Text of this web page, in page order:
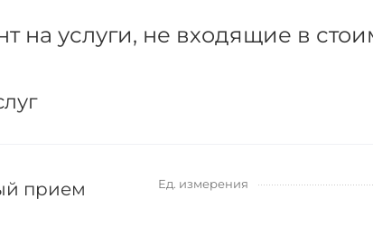
на услуги, не входящие в
прием
Ед. измерения